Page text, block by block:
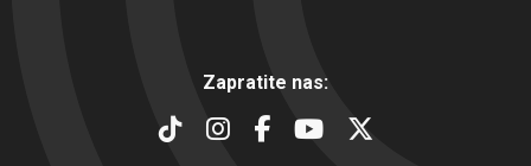
Zapratite nas: